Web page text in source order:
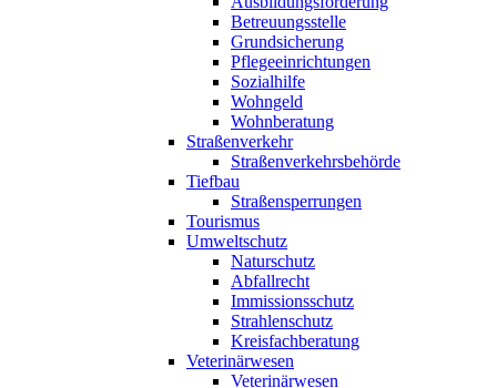
Betreuungsstelle
Grundsicherung
Pflegeeinrichtungen
Sozialhilfe
Wohngeld
Wohnberatung
Straßenverkehr
Straßenverkehrsbehörde
Tiefbau
Straßensperrungen
Tourismus
Umweltschutz
Naturschutz
Abfallrecht
Immissionsschutz
Strahlenschutz
Kreisfachberatung
Veterinärwesen
Veterinärwesen